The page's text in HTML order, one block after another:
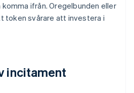
ifrån. Oregelbunden eller
token svårare att investera i
incitament